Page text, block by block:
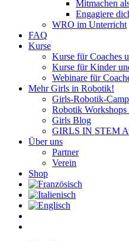
Mitmachen
Engagiere
WRO im Unterricht
FAQ
Kurse
Kurse für Coaches
Kurse für Kinder
Webinare für
Mehr Girls in Robotik!
Girls-Robotik-
Robotik
Girls Blog
GIRLS IN STEM
Über uns
Partner
Verein
Shop